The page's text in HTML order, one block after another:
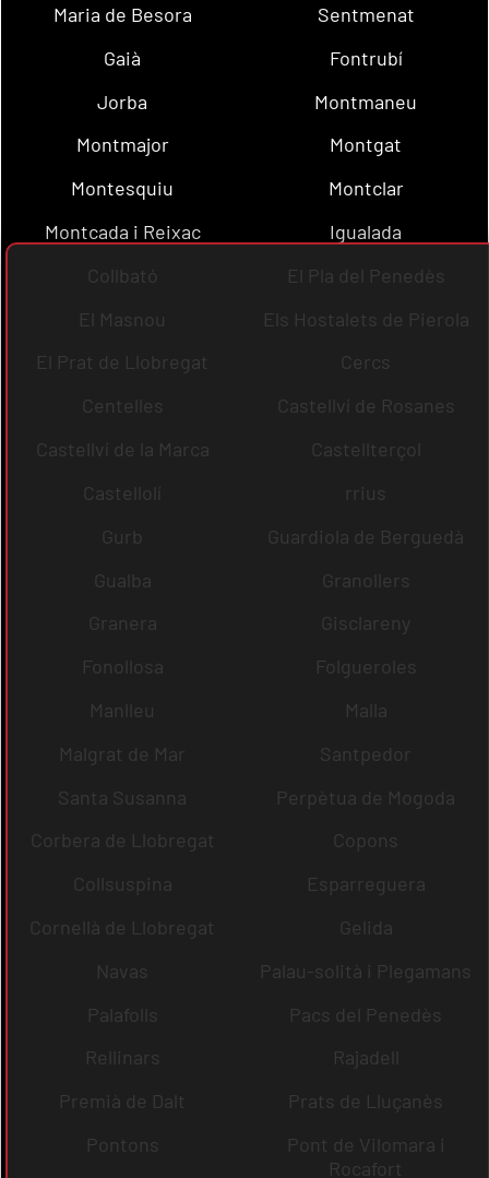
Maria de Besora
Sentmenat
Gaià
Fontrubí
Jorba
Montmaneu
Montmajor
Montgat
Montesquiu
Montclar
Montcada i Reixac
Igualada
Collbató
El Pla del Penedès
El Masnou
Els Hostalets de Pierola
El Prat de Llobregat
Cercs
Centelles
Castellví de Rosanes
Castellví de la Marca
Castellterçol
Castellolí
rrius
Gurb
Guardiola de Berguedà
Gualba
Granollers
Granera
Gisclareny
Fonollosa
Folgueroles
Manlleu
Malla
Malgrat de Mar
Santpedor
Santa Susanna
Perpètua de Mogoda
Corbera de Llobregat
Copons
Collsuspina
Esparreguera
Cornellà de Llobregat
Gelida
Navas
Palau-solità i Plegamans
Palafolls
Pacs del Penedès
Rellinars
Rajadell
Premià de Dalt
Prats de Lluçanès
Pontons
Pont de Vilomara i
Rocafort